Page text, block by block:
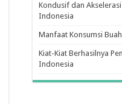
Kondusif dan
Indonesia
Manfaat Konsumsi
Kiat-Kiat Berhasilnya
Indonesia